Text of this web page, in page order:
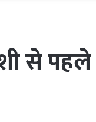
से पहले